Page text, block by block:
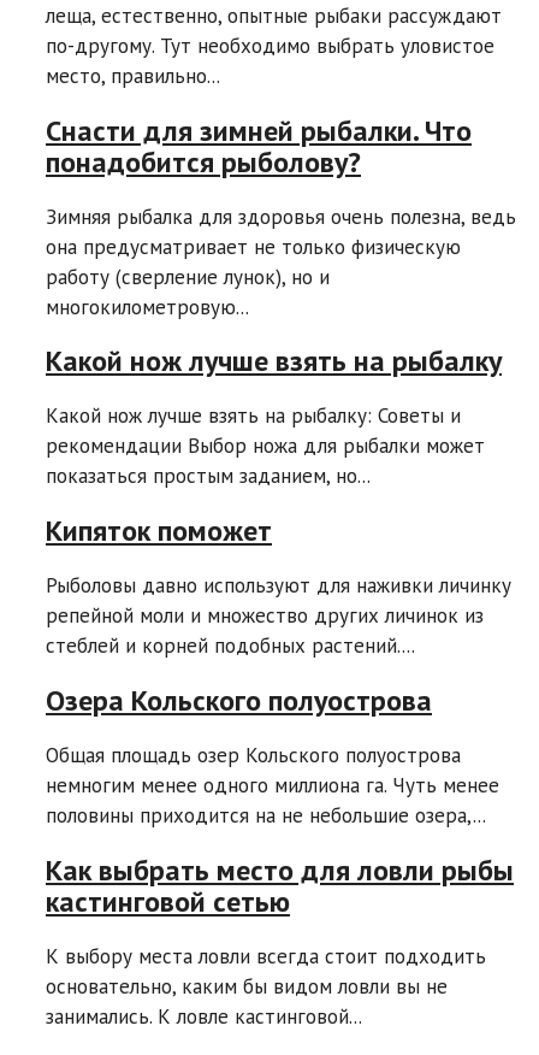
леща, естественно, опытные рыбаки рассуждают
по-другому. Тут необходимо выбрать уловистое
место, правильно...
Снасти для зимней рыбалки. Что
понадобится рыболову?
Зимняя рыбалка для здоровья очень полезна, ведь
она предусматривает не только физическую
работу (сверление лунок), но и
многокилометровую...
Какой нож лучше взять на рыбалку
Какой нож лучше взять на рыбалку: Советы и
рекомендации Выбор ножа для рыбалки может
показаться простым заданием, но...
Кипяток поможет
Рыболовы давно используют для наживки личинку
репейной моли и множество других личинок из
стеблей и корней подобных растений....
Озера Кольского полуострова
Общая площадь озер Кольского полуострова
немногим менее одного миллиона га. Чуть менее
половины приходится на не небольшие озера,...
Как выбрать место для ловли рыбы
кастинговой сетью
К выбору места ловли всегда стоит подходить
основательно, каким бы видом ловли вы не
занимались. К ловле кастинговой...